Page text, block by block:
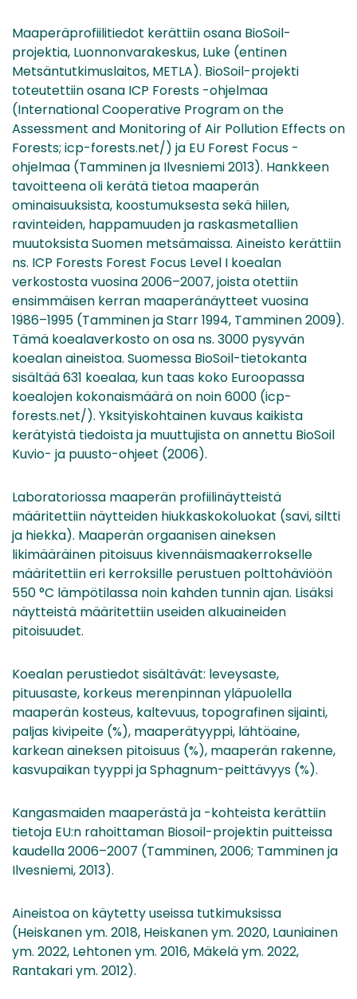
Maaperäprofiilitiedot kerättiin osana BioSoil-
projektia, Luonnonvarakeskus, Luke (entinen
Metsäntutkimuslaitos, METLA). BioSoil-projekti
toteutettiin osana ICP Forests -ohjelmaa
(International Cooperative Program on the
Assessment and Monitoring of Air Pollution Effects on
Forests; icp-forests.net/) ja EU Forest Focus -
ohjelmaa (Tamminen ja Ilvesniemi 2013). Hankkeen
tavoitteena oli kerätä tietoa maaperän
ominaisuuksista, koostumuksesta sekä hiilen,
ravinteiden, happamuuden ja raskasmetallien
muutoksista Suomen metsämaissa. Aineisto kerättiin
ns. ICP Forests Forest Focus Level I koealan
verkostosta vuosina 2006–2007, joista otettiin
ensimmäisen kerran maaperänäytteet vuosina
1986–1995 (Tamminen ja Starr 1994, Tamminen 2009).
Tämä koealaverkosto on osa ns. 3000 pysyvän
koealan aineistoa. Suomessa BioSoil-tietokanta
sisältää 631 koealaa, kun taas koko Euroopassa
koealojen kokonaismäärä on noin 6000 (icp-
forests.net/). Yksityiskohtainen kuvaus kaikista
kerätyistä tiedoista ja muuttujista on annettu BioSoil
Kuvio- ja puusto-ohjeet (2006).
Laboratoriossa maaperän profiilinäytteistä
määritettiin näytteiden hiukkaskokoluokat (savi, siltti
ja hiekka). Maaperän orgaanisen aineksen
likimääräinen pitoisuus kivennäismaakerrokselle
määritettiin eri kerroksille perustuen polttohäviöön
550 °C lämpötilassa noin kahden tunnin ajan. Lisäksi
näytteistä määritettiin useiden alkuaineiden
pitoisuudet.
Koealan perustiedot sisältävät: leveysaste,
pituusaste, korkeus merenpinnan yläpuolella
maaperän kosteus, kaltevuus, topografinen sijainti,
paljas kivipeite (%), maaperätyyppi, lähtöaine,
karkean aineksen pitoisuus (%), maaperän rakenne,
kasvupaikan tyyppi ja Sphagnum-peittävyys (%).
Kangasmaiden maaperästä ja -kohteista kerättiin
tietoja EU:n rahoittaman Biosoil-projektin puitteissa
kaudella 2006–2007 (Tamminen, 2006; Tamminen ja
Ilvesniemi, 2013).
Aineistoa on käytetty useissa tutkimuksissa
(Heiskanen ym. 2018, Heiskanen ym. 2020, Launiainen
ym. 2022, Lehtonen ym. 2016, Mäkelä ym. 2022,
Rantakari ym. 2012).